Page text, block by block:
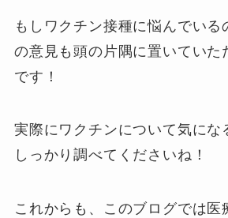
もしワクチン接種に悩んでいる
の意見も頭の片隅に置いていた
です！
実際にワクチンについて気にな
しっかり調べてくださいね！
これからも、このブログでは医